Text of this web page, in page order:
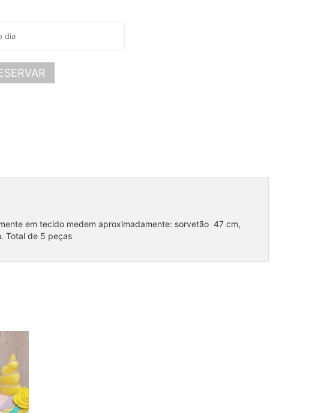
em tecido medem aproximadamente: sorvetão 47 cm,
Total de 5 peças